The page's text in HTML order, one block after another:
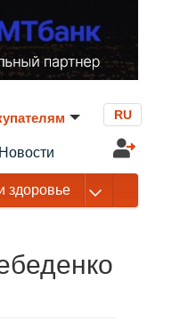
Новости
RU
здоровье